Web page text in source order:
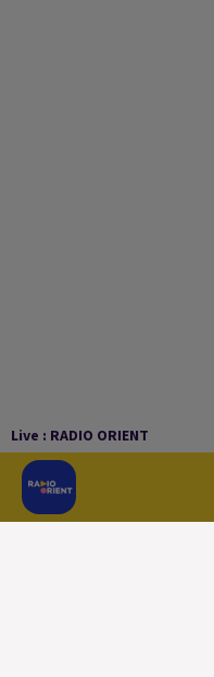
Live : RADIO ORIENT